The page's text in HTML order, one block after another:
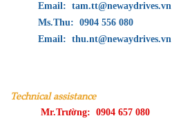
Email: tam.tt@newaydrives.vn
Ms.Thu: 0904 556 080
Email: thu.nt@newaydrives.vn
Technical assistance
Mr.Trường: 0904 657 080